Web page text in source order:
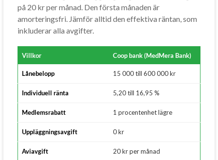
på 20 kr per månad. Den första månaden är
amorteringsfri. Jämför alltid den effektiva räntan, som
inkluderar alla avgifter.
Villkor Coop bank (MedMera Bank)
Lånebelopp 15 000 till 600 000 kr
Individuell ränta 5,20 till 16,95 %
Medlemsrabatt 1 procentenhet lägre
Uppläggningsavgift 0 kr
Aviavgift 20 kr per månad